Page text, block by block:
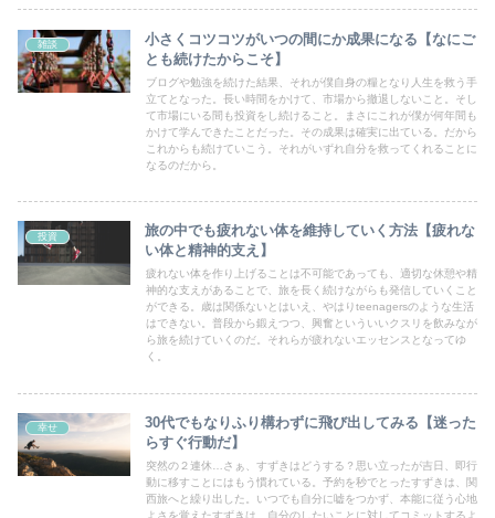
雑談
小さくコツコツがいつの間にか成果になる【なにご
とも続けたからこそ】
ブログや勉強を続けた結果、それが僕自身の糧となり人生を救う手
立てとなった。長い時間をかけて、市場から撤退しないこと。そし
て市場にいる間も投資をし続けること。まさにこれが僕が何年間も
かけて学んできたことだった。その成果は確実に出ている。だから
これからも続けていこう。それがいずれ自分を救ってくれることに
なるのだから。
投資
旅の中でも疲れない体を維持していく方法【疲れな
い体と精神的支え】
疲れない体を作り上げることは不可能であっても、適切な休憩や精
神的な支えがあることで、旅を長く続けながらも発信していくこと
ができる。歳は関係ないとはいえ、やはりteenagersのような生活
はできない。普段から鍛えつつ、興奮といういいクスリを飲みなが
ら旅を続けていくのだ。それらが疲れないエッセンスとなってゆ
く。
幸せ
30代でもなりふり構わずに飛び出してみる【迷った
らすぐ行動だ】
突然の２連休…さぁ、すずきはどうする？思い立ったが吉日、即行
動に移すことにはもう慣れている。予約を秒でとったすずきは、関
西旅へと繰り出した。いつでも自分に嘘をつかず、本能に従う心地